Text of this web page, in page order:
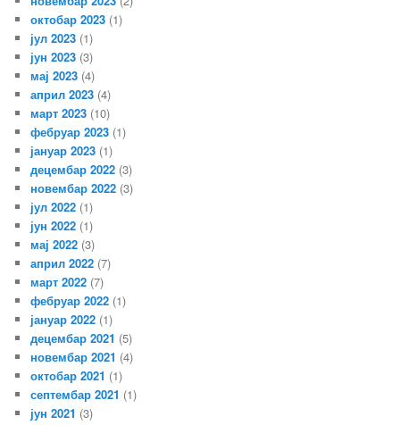
октобар 2023 (1)
јул 2023 (1)
јун 2023 (3)
мај 2023 (4)
април 2023 (4)
март 2023 (10)
фебруар 2023 (1)
јануар 2023 (1)
децембар 2022 (3)
новембар 2022 (3)
јул 2022 (1)
јун 2022 (1)
мај 2022 (3)
април 2022 (7)
март 2022 (7)
фебруар 2022 (1)
јануар 2022 (1)
децембар 2021 (5)
новембар 2021 (4)
октобар 2021 (1)
септембар 2021 (1)
јун 2021 (3)